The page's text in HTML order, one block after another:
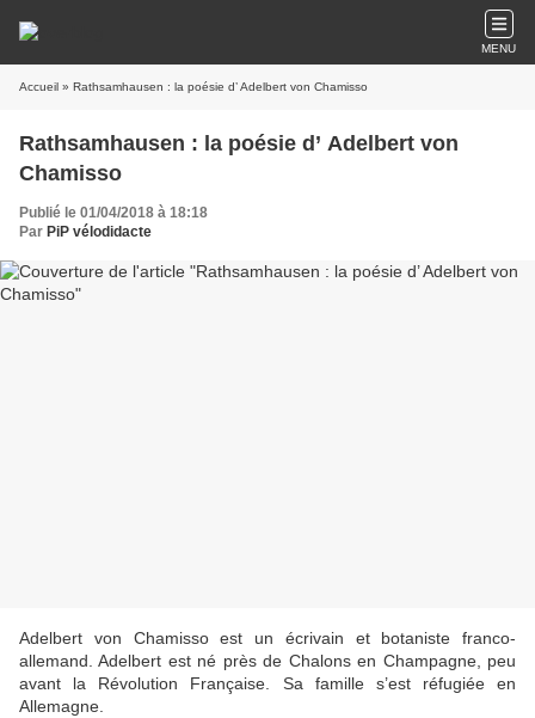
MENU
Accueil » Rathsamhausen : la poésie d’ Adelbert von Chamisso
Rathsamhausen : la poésie d’ Adelbert von
Chamisso
Publié le 01/04/2018 à 18:18
Par PiP vélodidacte
Adelbert von Chamisso est un écrivain et botaniste franco-
allemand. Adelbert est né près de Chalons en Champagne, peu
avant la Révolution Française. Sa famille s’est réfugiée en
Allemagne.